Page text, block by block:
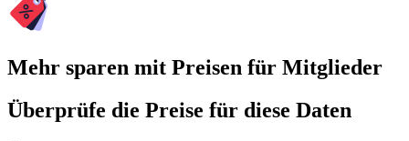
Mehr sparen mit Preisen für Mitglieder
Überprüfe die Preise für diese Daten